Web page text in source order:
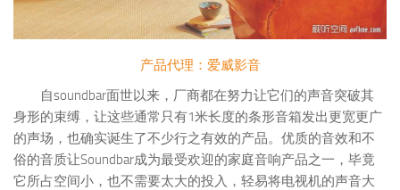
产品代理：爱威影音
自soundbar面世以来，厂商都在努力让它们的声音突破其
身形的束缚，让这些通常只有1米长度的条形音箱发出更宽更广
的声场，也确实诞生了不少行之有效的产品。优质的音效和不
俗的音质让Soundbar成为最受欢迎的家庭音响产品之一，毕竟
它所占空间小，也不需要太大的投入，轻易将电视机的声音大